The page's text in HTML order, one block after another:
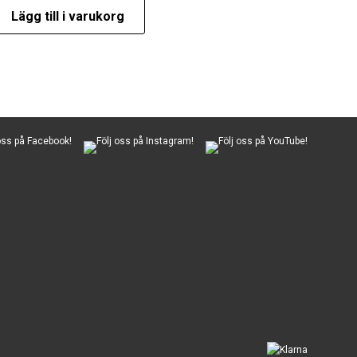
Lägg till i varukorg